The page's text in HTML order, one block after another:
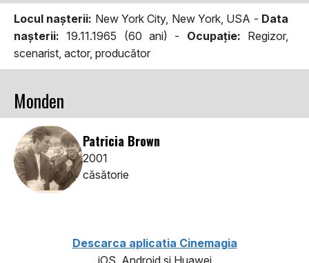
Locul naşterii: New York City, New York, USA - Data
naşterii: 19.11.1965 (60 ani) - Ocupaţie: Regizor,
scenarist, actor, producător
Monden
Patricia Brown
2001
căsătorie
Descarca aplicatia Cinemagia
iOS, Android si Huawei